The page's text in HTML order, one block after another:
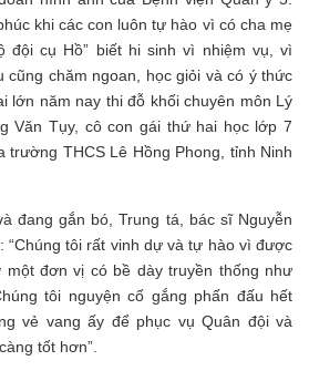
khi các con luôn tự hào vì có cha mẹ
đội cụ Hồ” biết hi sinh vì nhiệm vụ, vì
cũng chăm ngoan, học giỏi và có ý thức
lớn năm nay thi đỗ khối chuyên môn Lý
Văn Tụy, cô con gái thứ hai học lớp 7
trường THCS Lê Hồng Phong, tỉnh Ninh
đang gắn bó, Trung tá, bác sĩ Nguyễn
“Chúng tôi rất vinh dự và tự hào vì được
một đơn vị có bề dày truyền thống như
tôi nguyện cố gắng phấn đấu hết
vẻ vang ấy để phục vụ Quân đội và
tốt hơn”.